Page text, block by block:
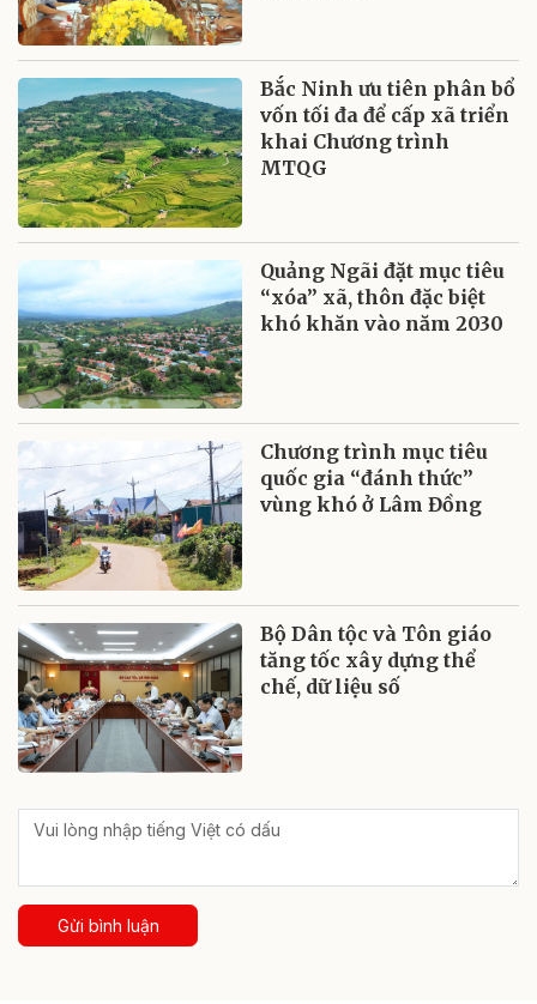
Bắc Ninh ưu tiên phân bổ
vốn tối đa để cấp xã triển
khai Chương trình
MTQG
Quảng Ngãi đặt mục tiêu
“xóa” xã, thôn đặc biệt
khó khăn vào năm 2030
Chương trình mục tiêu
quốc gia “đánh thức”
vùng khó ở Lâm Đồng
Bộ Dân tộc và Tôn giáo
tăng tốc xây dựng thể
chế, dữ liệu số
Gửi bình luận